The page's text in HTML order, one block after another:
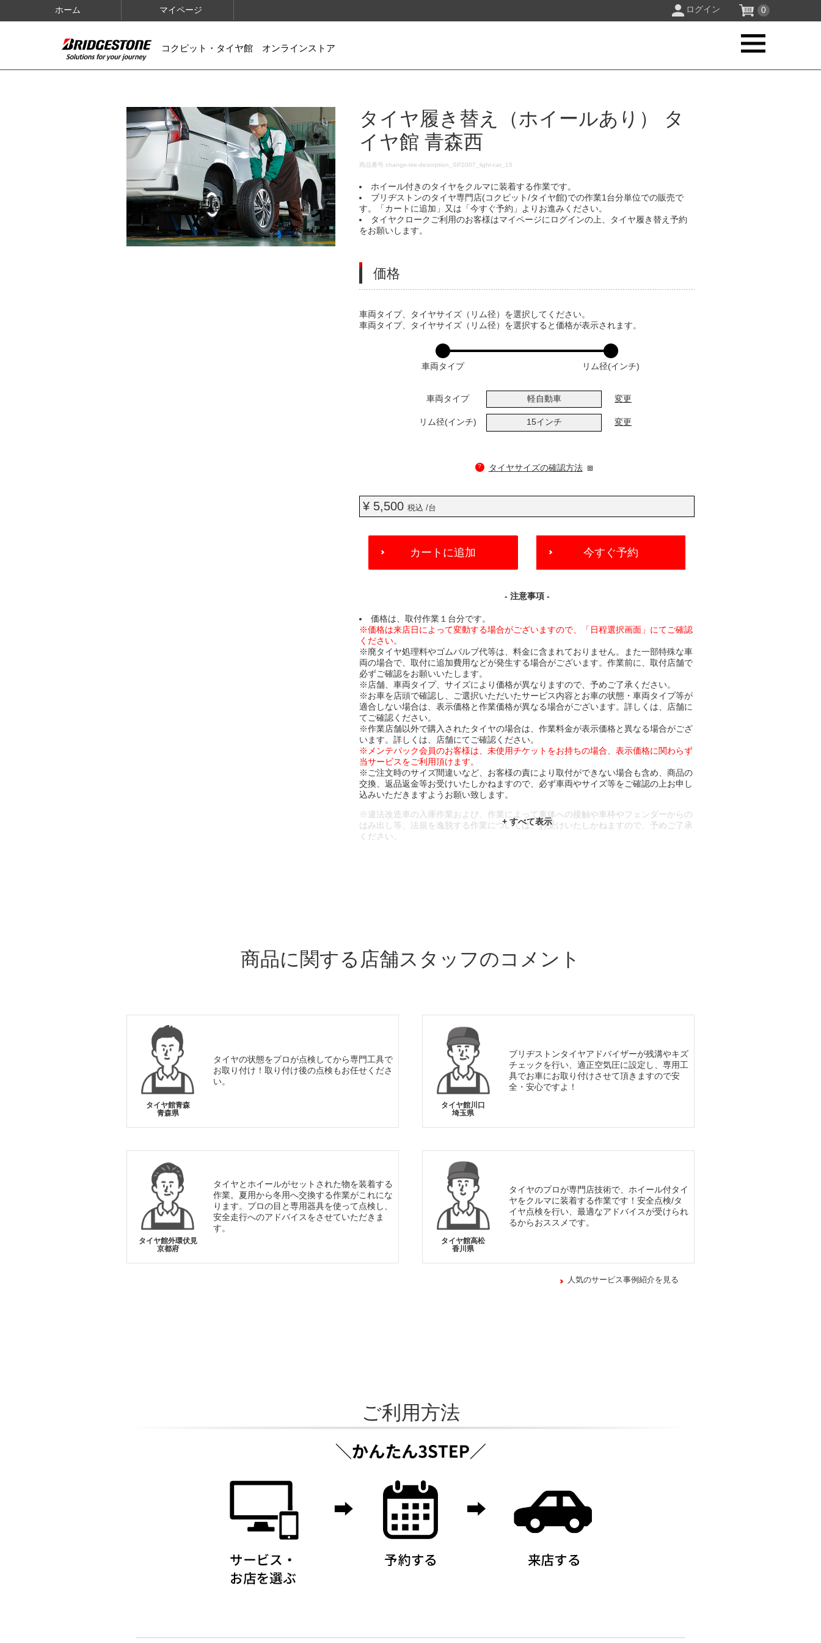
ホーム マイページ ログイン 0
コクピット・タイヤ館 オンラインストア
IMAGES
タイヤ履き替え（ホイールあり） タ
イヤ館 青森西
DETAILS
商品番号change-tire-desorption_SP2007_light-car_15
ホイール付きのタイヤをクルマに装着する作業です。
ブリヂストンのタイヤ専門店(コクピット/タイヤ館)での作業1台分単位での販売で
す。「カートに追加」又は「今すぐ予約」よりお進みください。
タイヤクロークご利用のお客様はマイページにログインの上、タイヤ履き替え予約
をお願いします。
価格
VARIATIONS
車両タイプ、タイヤサイズ（リム径）を選択してください。
車両タイプ、タイヤサイズ（リム径）を選択すると価格が表示されます。
車両タイプ リム径(インチ)
車両タイプ 軽自動車 変更
リム径(インチ) 15インチ 変更
? タイヤサイズの確認方法
¥ 5,500税込 /台
ADD
CART
カートに追加 今すぐ予約
- 注意事項 -
価格は、取付作業１台分です。
※価格は来店日によって変動する場合がございますので、「日程選択画面」にてご確認
ください。
※廃タイヤ処理料やゴムバルブ代等は、料金に含まれておりません。また一部特殊な車
両の場合で、取付に追加費用などが発生する場合がございます。作業前に、取付店舗で
必ずご確認をお願いいたします。
※店舗、車両タイプ、サイズにより価格が異なりますので、予めご了承ください。
※お車を店頭で確認し、ご選択いただいたサービス内容とお車の状態・車両タイプ等が
適合しない場合は、表示価格と作業価格が異なる場合がございます。詳しくは、店舗に
てご確認ください。
※作業店舗以外で購入されたタイヤの場合は、作業料金が表示価格と異なる場合がござ
います。詳しくは、店舗にてご確認ください。
※メンテパック会員のお客様は、未使用チケットをお持ちの場合、表示価格に関わらず
当サービスをご利用頂けます。
※ご注文時のサイズ間違いなど、お客様の責により取付ができない場合も含め、商品の
交換、返品返金等お受けいたしかねますので、必ず車両やサイズ等をご確認の上お申し
込みいただきますようお願い致します。
※違法改造車の入庫作業および、作業によって車体への接触や車枠やフェンダーからの
はみ出し等、法規を逸脱する作業については、お受けいたしかねますので、予めご了承
ください。
商品に関する店舗スタッフのコメント
タイヤ館青森
青森県
タイヤの状態をプロが点検してから専門工具で
お取り付け！取り付け後の点検もお任せくださ
い。
タイヤ館川口
埼玉県
ブリヂストンタイヤアドバイザーが残溝やキズ
チェックを行い、適正空気圧に設定し、専用工
具でお車にお取り付けさせて頂きますので安
全・安心ですよ！
タイヤ館外環伏見
京都府
タイヤとホイールがセットされた物を装着する
作業。夏用から冬用へ交換する作業がこれにな
ります。プロの目と専用器具を使って点検し、
安全走行へのアドバイスをさせていただきま
す。
タイヤ館高松
香川県
タイヤのプロが専門店技術で、ホイール付タイ
ヤをクルマに装着する作業です！安全点検/タ
イヤ点検を行い、最適なアドバイスが受けられ
るからおススメです。
人気のサービス事例紹介を見る
ご利用方法